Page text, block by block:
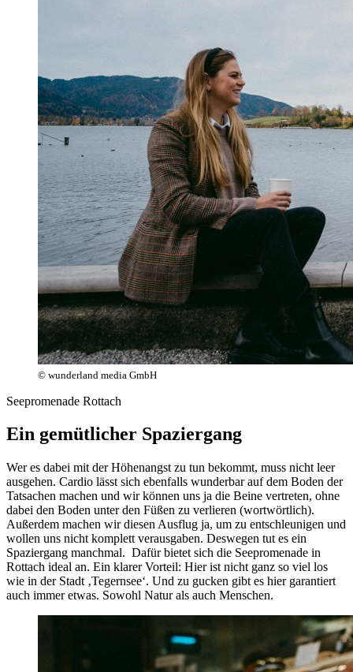
© wunderland media GmbH
Seepromenade Rottach
Ein gemütlicher Spaziergang
Wer es dabei mit der Höhenangst zu tun bekommt, muss nicht leer
ausgehen. Cardio lässt sich ebenfalls wunderbar auf dem Boden der
Tatsachen machen und wir können uns ja die Beine vertreten, ohne
dabei den Boden unter den Füßen zu verlieren (wortwörtlich).
Außerdem machen wir diesen Ausflug ja, um zu entschleunigen und
wollen uns nicht komplett verausgaben. Deswegen tut es ein
Spaziergang manchmal. Dafür bietet sich die Seepromenade in
Rottach ideal an. Ein klarer Vorteil: Hier ist nicht ganz so viel los
wie in der Stadt ‚Tegernsee‘. Und zu gucken gibt es hier garantiert
auch immer etwas. Sowohl Natur als auch Menschen.